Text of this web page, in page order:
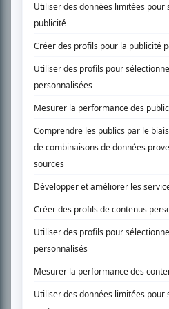
SUR LE RÉSEAU BIZZ MÉDIA
PLAN DU SITE
Accueil
Liste des oeuvres
Recherche avancée
À propos
Nous contacter
Termes et conditions
Politique de confidentialité
Gestion du consentement